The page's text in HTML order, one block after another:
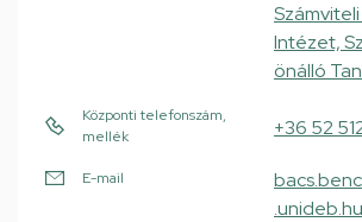
Intézet,
önálló
Központi telefonszám,
mellék
+36 52
E-mail
.unideb.hu